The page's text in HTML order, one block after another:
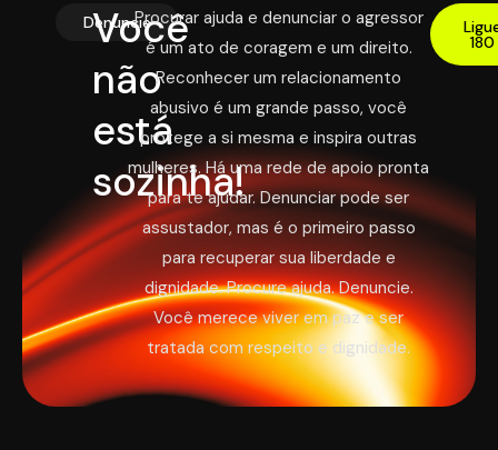
Denuncie
Você
não
está
sozinha!
Procurar ajuda e denunciar o agressor
é um ato de coragem e um direito.
Reconhecer um relacionamento
abusivo é um grande passo, você
protege a si mesma e inspira outras
mulheres. Há uma rede de apoio pronta
para te ajudar. Denunciar pode ser
assustador, mas é o primeiro passo
para recuperar sua liberdade e
dignidade. Procure ajuda. Denuncie.
Você merece viver em paz e ser
tratada com respeito e dignidade.
180